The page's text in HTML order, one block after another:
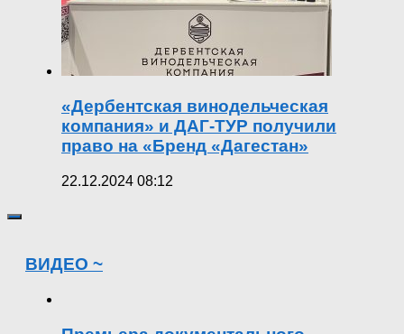
«Дербентская винодельческая
компания» и ДАГ-ТУР получили
право на «Бренд «Дагестан»
22.12.2024 08:12
ВИДЕО ~